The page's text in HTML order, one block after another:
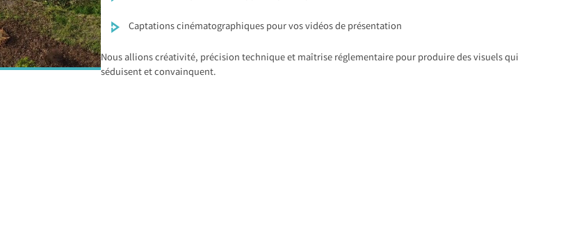
Captations cinématographiques pour vos vidéos de présentation
Nous allions créativité, précision technique et maîtrise réglementaire pour produire des visuels qui
séduisent et convainquent.